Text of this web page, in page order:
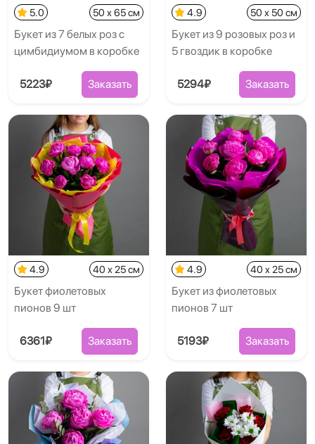
5.0 50 x 65 см
Букет из 7 белых роз с
цимбидиумом в коробке
5223₽ Заказать
4.9 50 x 50 см
Букет из 9 розовых роз и
5 гвоздик в коробке
5294₽ Заказать
4.9 40 x 25 см
Букет фиолетовых
пионов 9 шт
6361₽ Заказать
4.9 40 x 25 см
Букет из фиолетовых
пионов 7 шт
5193₽ Заказать